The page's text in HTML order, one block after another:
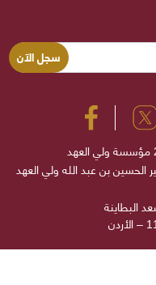
بن عبد الله ولي العهد
البطاينة